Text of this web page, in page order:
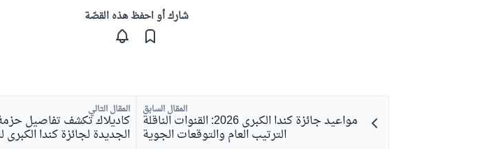
شارك أو احفظ هذه القصّة
المقال السابق
مواعيد جائزة كندا الكبرى 2026: القنوات الناقلة
الترتيب العام والتوقعات الجوية
المقال التالي
كاديلاك تكشف تفاصيل
الجديدة لجائزة كندا الكبرى